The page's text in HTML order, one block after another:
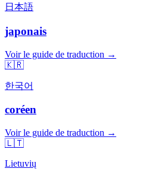
日本語
japonais
Voir le guide de traduction →
🇰🇷
한국어
coréen
Voir le guide de traduction →
🇱🇹
Lietuvių